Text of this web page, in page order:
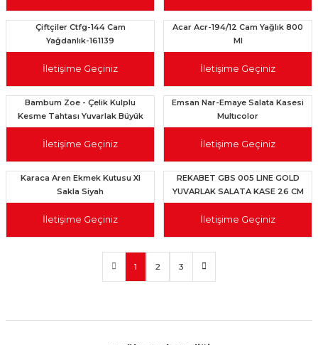
Çiftçiler Ctfg-144 Cam
Yağdanlık-161139
İletişime Geçiniz
Acar Acr-194/12 Cam Yağlık 800
Ml
İletişime Geçiniz
Bambum Zoe - Çelik Kulplu
Kesme Tahtası Yuvarlak Büyük
İletişime Geçiniz
Emsan Nar-Emaye Salata Kasesi
Multıcolor
İletişime Geçiniz
Karaca Aren Ekmek Kutusu Xl
Sakla Siyah
İletişime Geçiniz
REKABET GBS 005 LINE GOLD
YUVARLAK SALATA KASE 26 CM
İletişime Geçiniz
1 2 3